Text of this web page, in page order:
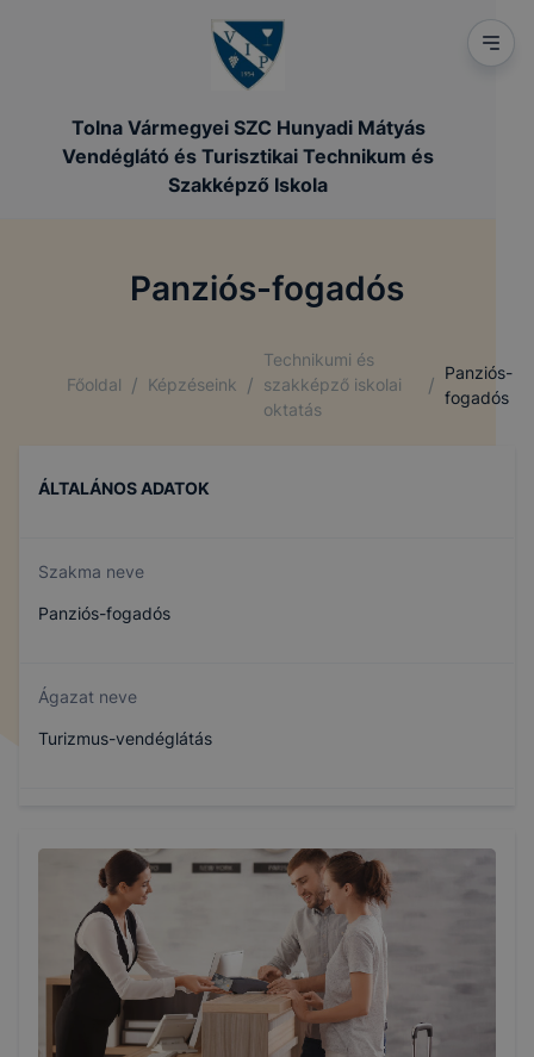
Tolna Vármegyei SZC Hunyadi Mátyás
Vendéglátó és Turisztikai Technikum és
Szakképző Iskola
Panziós-fogadós
Főoldal / Képzéseink /
Technikumi és
szakképző iskolai
oktatás
/
Panziós-
fogadós
ÁLTALÁNOS ADATOK
Szakma neve
Panziós-fogadós
Ágazat neve
Turizmus-vendéglátás
410132303
Képzés időtartama
3 év